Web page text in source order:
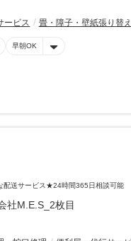
ービス 畳・障子・壁紙張り替
早朝OK
配送サービス★24時間365日相談可能